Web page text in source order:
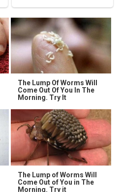
The Lump Of Worms Will
Come Out Of You In The
Morning. Try It
The Lump of Worms Will
Come Out of You in The
Morning. Try it